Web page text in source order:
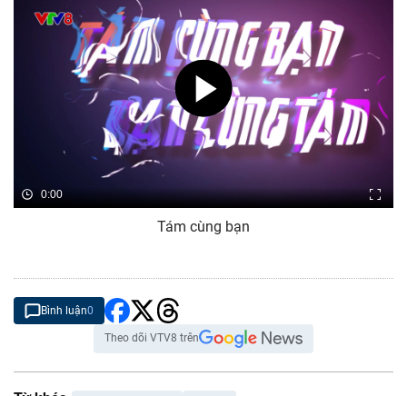
0:00
Tám cùng bạn
Bình luận0
Theo dõi VTV8 trên